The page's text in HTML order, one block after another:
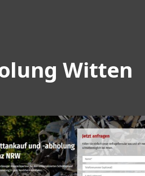
Witten